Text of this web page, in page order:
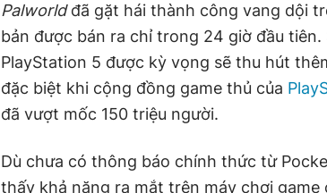
Palworldđã gặt hái thành công vang dội
bản được bán ra chỉ trong 24 giờ đầu tiên.
PlayStation 5 được kỳ vọng sẽ thu hút
đặc biệt khi cộng đồng game thủ của
đã vượt mốc 150 triệu người.
Dù chưa có thông báo chính thức từ
thấy khả năng ra mắt trên máy chơi game